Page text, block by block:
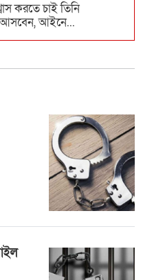
করতে চাই তিনি
আসবেন, আইনে...
প্রতিষ্ঠায় দায়িত্বশীল
লটারি, অন্য সব শ্রেণিতে
ভিআইপি-সিআইপিসহ
নিয়ে হিংসা করবে, এটাই